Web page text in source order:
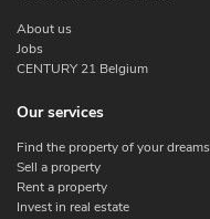
About us
Jobs
CENTURY 21 Belgium
Our services
Find the property of your dreams
Sell a property
Rent a property
Invest in real estate